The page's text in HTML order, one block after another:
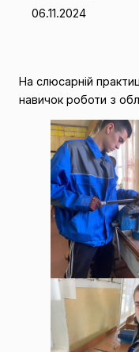
06.11.2024
На слюсарній
навичок роботи з